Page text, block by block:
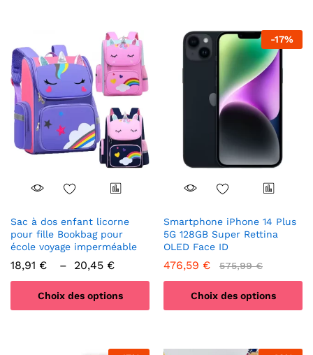
Sac à dos enfant licorne
pour fille Bookbag pour
école voyage imperméable
18,91 € – 20,45 €
18,91 €
à
Choix des options
-17%
Smartphone iPhone 14 Plus
5G 128GB Super Rettina
OLED Face ID
476,59 € 575,99€
Choix des options
a